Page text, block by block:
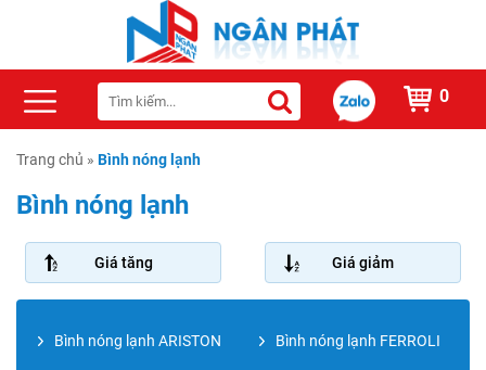
0
Trang chủ » Bình nóng lạnh
Bình nóng lạnh
Giá tăng Giá giảm
Bình nóng lạnh ARISTON Bình nóng lạnh FERROLI